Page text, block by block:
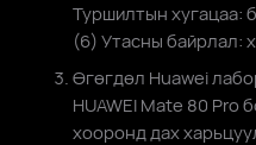
Туршилтын хугацаа:
(6) Утасны байрлал:
Өгөгдөл Huawei
HUAWEI Mate 80 Pro
хооронд дах